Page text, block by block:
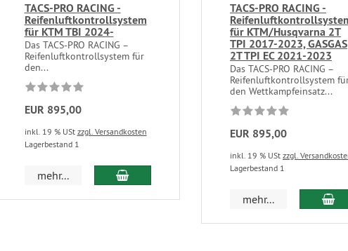
TACS-PRO RACING -
Reifenluftkontrollsystem
für KTM TBI 2024-
Das TACS-PRO RACING –
Reifenluftkontrollsystem für
den...
EUR 895,00
inkl. 19 % USt zzgl. Versandkosten
Lagerbestand 1
mehr...
TACS-PRO RACING -
für KTM/Husqvarna 2T
TPI 2017-2023, GASGAS
2T TPI EC 2021-2023
Das TACS-PRO RACING –
Reifenluftkontrollsystem
den Wettkampfeinsatz...
EUR 895,00
inkl. 19 % USt zzgl.
Lagerbestand 1
mehr...